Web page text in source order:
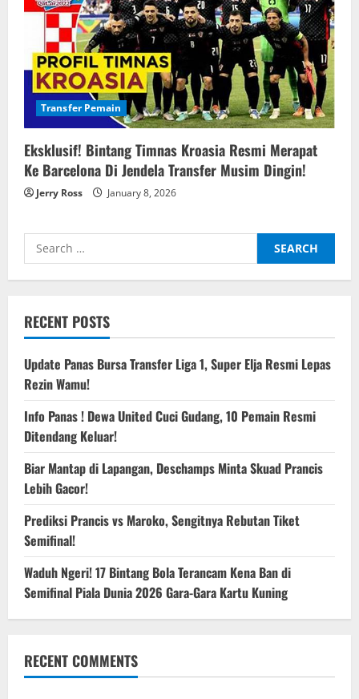
Transfer Pemain
Eksklusif! Bintang Timnas Kroasia Resmi Merapat
Ke Barcelona Di Jendela Transfer Musim Dingin!
Jerry Ross January 8, 2026
Search
for:
RECENT POSTS
Update Panas Bursa Transfer Liga 1, Super Elja Resmi Lepas
Rezin Wamu!
Info Panas ! Dewa United Cuci Gudang, 10 Pemain Resmi
Ditendang Keluar!
Biar Mantap di Lapangan, Deschamps Minta Skuad Prancis
Lebih Gacor!
Prediksi Prancis vs Maroko, Sengitnya Rebutan Tiket
Semifinal!
Waduh Ngeri! 17 Bintang Bola Terancam Kena Ban di
Semifinal Piala Dunia 2026 Gara-Gara Kartu Kuning
RECENT COMMENTS